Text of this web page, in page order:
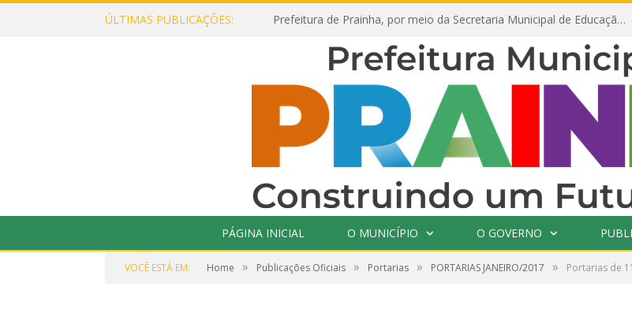
ÚLTIMAS PUBLICAÇÕES: Prefeitura de Prainha, por meio da Secretaria Municipal de Educação, abre 354 vagas na área da Educação para 2025 com processo seletivo simplificado
PÁGINA INICIAL O MUNICÍPIO O GOVERNO
VOCÊ ESTÁ EM: Home » Publicações Oficiais » Portarias » PORTARIAS JANEIRO/2017 » Portarias de